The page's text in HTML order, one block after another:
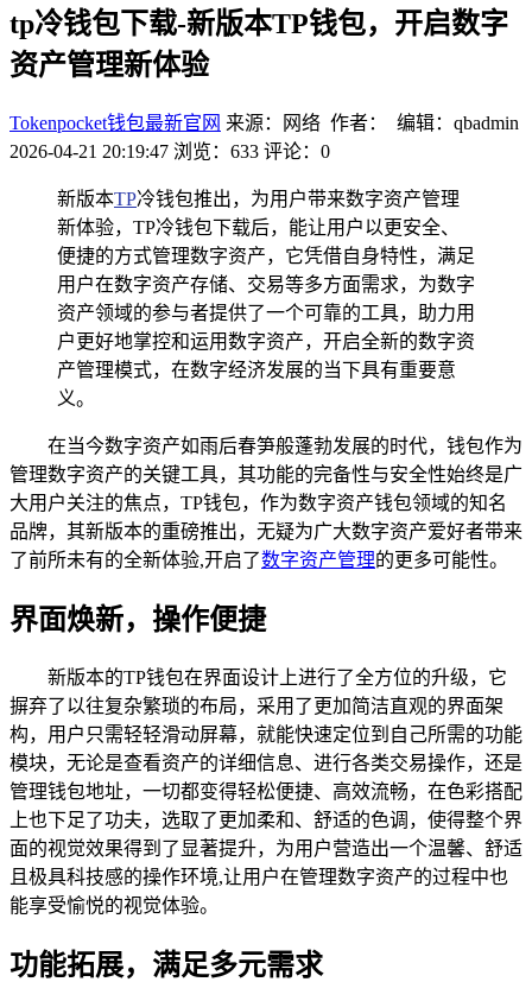
tp冷钱包下载-新版本TP钱包，开启数字
资产管理新体验
Tokenpocket钱包最新官网 来源：网络 作者： 编辑：qbadmin
2026-04-21 20:19:47 浏览：633 评论：0
新版本TP冷钱包推出，为用户带来数字资产管理
新体验，TP冷钱包下载后，能让用户以更安全、
便捷的方式管理数字资产，它凭借自身特性，满足
用户在数字资产存储、交易等多方面需求，为数字
资产领域的参与者提供了一个可靠的工具，助力用
户更好地掌控和运用数字资产，开启全新的数字资
产管理模式，在数字经济发展的当下具有重要意
义。
在当今数字资产如雨后春笋般蓬勃发展的时代，钱包作为
管理数字资产的关键工具，其功能的完备性与安全性始终是广
大用户关注的焦点，TP钱包，作为数字资产钱包领域的知名
品牌，其新版本的重磅推出，无疑为广大数字资产爱好者带来
了前所未有的全新体验,开启了数字资产管理的更多可能性。
界面焕新，操作便捷
新版本的TP钱包在界面设计上进行了全方位的升级，它
摒弃了以往复杂繁琐的布局，采用了更加简洁直观的界面架
构，用户只需轻轻滑动屏幕，就能快速定位到自己所需的功能
模块，无论是查看资产的详细信息、进行各类交易操作，还是
管理钱包地址，一切都变得轻松便捷、高效流畅，在色彩搭配
上也下足了功夫，选取了更加柔和、舒适的色调，使得整个界
面的视觉效果得到了显著提升，为用户营造出一个温馨、舒适
且极具科技感的操作环境,让用户在管理数字资产的过程中也
能享受愉悦的视觉体验。
功能拓展，满足多元需求